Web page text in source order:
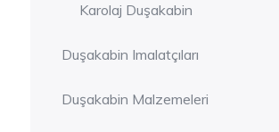
Karolaj Duşakabin
Duşakabin Imalatçıları
Duşakabin Malzemeleri